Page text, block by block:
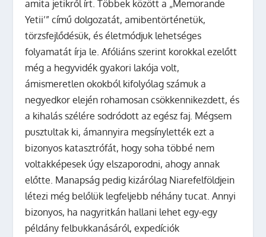
amita jetikről írt. Többek között a „Memorande
Yetii’” című dolgozatát, amibentörténetük,
törzsfejlődésük, és életmódjuk lehetséges
folyamatát írja le. Afóliáns szerint korokkal ezelőtt
még a hegyvidék gyakori lakója volt,
ámismeretlen okokból kifolyólag számuk a
negyedkor elején rohamosan csökkennikezdett, és
a kihalás szélére sodródott az egész faj. Mégsem
pusztultak ki, ámannyira megsínylették ezt a
bizonyos katasztrófát, hogy soha többé nem
voltakképesek úgy elszaporodni, ahogy annak
előtte. Manapság pedig kizárólag Niarefelföldjein
létezi még belőlük legfeljebb néhány tucat. Annyi
bizonyos, ha nagyritkán hallani lehet egy-egy
példány felbukkanásáról, expedíciók